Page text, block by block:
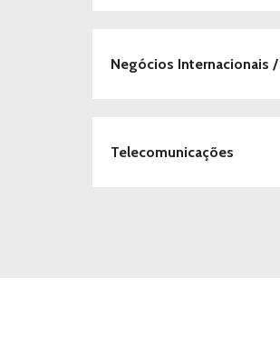
Negócios Internacionais
Telecomunicações